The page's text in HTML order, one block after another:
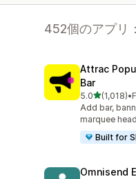
452個のアプリ：
Attrac
Bar
5.05つ星中
(1,018)
合計レビュー•
Add bar,
marquee
Built for
Omnisend